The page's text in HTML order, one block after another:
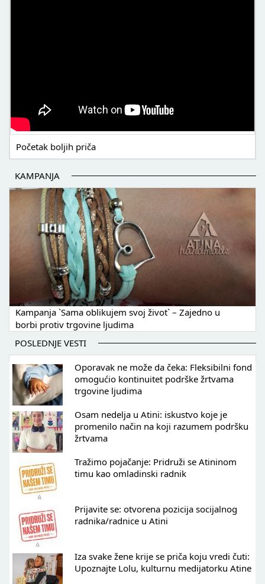
Početak boljih priča
KAMPANJA
Kampanja `Sama oblikujem svoj život` – Zajedno u
borbi protiv trgovine ljudima
POSLEDNJE VESTI
Oporavak ne može da čeka: Fleksibilni fond
omogućio kontinuitet podrške žrtvama
trgovine ljudima
Osam nedelja u Atini: iskustvo koje je
promenilo način na koji razumem podršku
žrtvama
Tražimo pojačanje: Pridruži se Atininom
timu kao omladinski radnik
Prijavite se: otvorena pozicija socijalnog
radnika/radnice u Atini
Iza svake žene krije se priča koju vredi čuti:
Upoznajte Lolu, kulturnu medijatorku Atine